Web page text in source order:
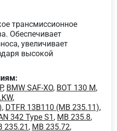
трансмиссионное
Обеспечивает
увеличивает
высокой
, BMW SAF-XO, BOT 130 M,
,
, DTFR 13B110 (MB 235.11),
342 Type S1 , MB 235.8,
235.21 , MB 235.72,